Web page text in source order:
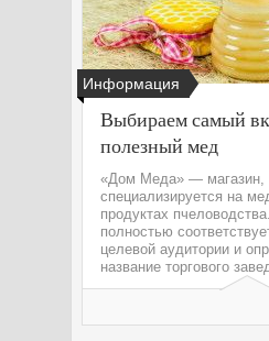
Информация
Выбираем самый
полезный мед
«Дом Меда» — магазин,
специализируется на
продуктах
полностью
целевой аудитории и
название торгового